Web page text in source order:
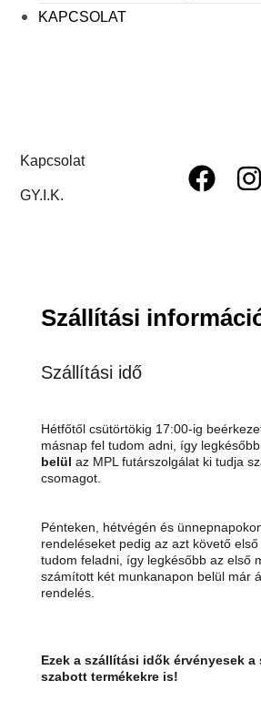
KAPCSOLAT
Kapcsolat
GY.I.K.
Szállítási
Szállítási idő
Hétfőtől csütörtökig 17:00-ig
másnap fel tudom adni, így legkésőbb
belül az MPL futárszolgálat ki tudja
csomagot.
Pénteken, hétvégén és
rendeléseket pedig az azt követő
tudom feladni, így legkésőbb az első
számított két munkanapon belül már
rendelés.
Ezek a szállítási idők érvényesek a
szabott termékekre is!